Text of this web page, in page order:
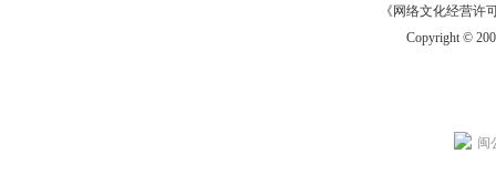
《网络文化经营许
Copyright ©
闽